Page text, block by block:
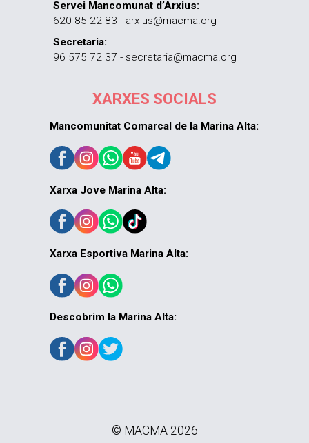
Servei Mancomunat d’Arxius:
620 85 22 83 - arxius@macma.org
Secretaria:
96 575 72 37 - secretaria@macma.org
XARXES SOCIALS
Mancomunitat Comarcal de la Marina Alta:
Xarxa Jove Marina Alta:
Xarxa Esportiva Marina Alta:
Descobrim la Marina Alta:
© MACMA 2026